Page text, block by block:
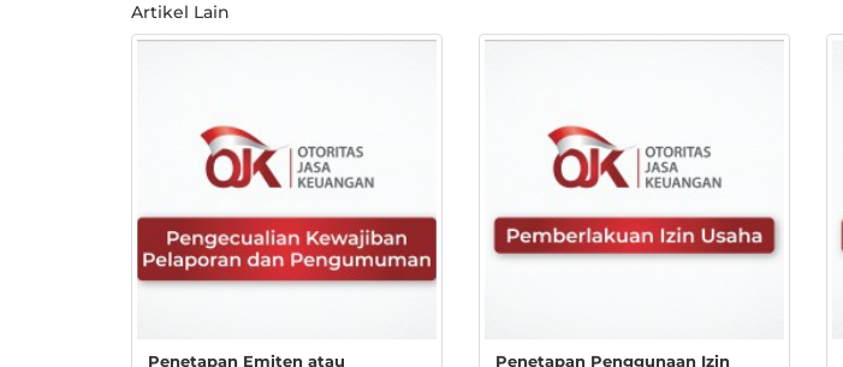
Artikel Lain
Penetapan Emiten atau Penetapan Penggunaan Izin